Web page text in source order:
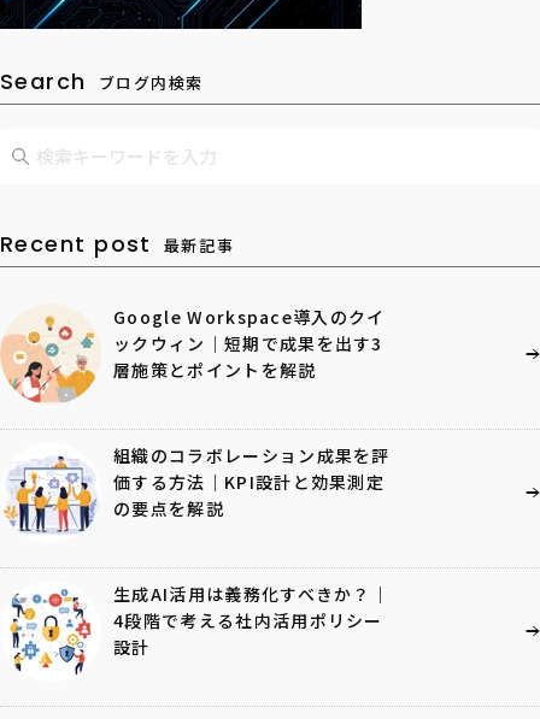
Search ブログ内検索
Recent post 最新記事
Google Workspace導入のクイ
ックウィン｜短期で成果を出す3
層施策とポイントを解説
組織のコラボレーション成果を評
価する方法｜KPI設計と効果測定
の要点を解説
生成AI活用は義務化すべきか？｜
4段階で考える社内活用ポリシー
設計